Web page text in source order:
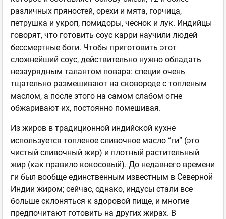
различных пряностей, орехи и мята, горчица,
петрушка и укроп, помидоры, чеснок и лук. Индийцы
говорят, что готовить соус карри научили людей
бессмертные боги. Чтобы приготовить этот
сложнейший соус, действительно нужно обладать
незаурядным талантом повара: специи очень
тщательно размешивают на сковороде с топленым
маслом, а после этого на самом слабом огне
обжаривают их, постоянно помешивая.
Из жиров в традиционной индийской кухне
используется топленое сливочное масло “ги” (это
чистый сливочный жир) и плотный растительный
жир (как правило кокосовый). До недавнего времени
ги был вообще единственным известным в Северной
Индии жиром; сейчас, однако, индусы стали все
больше склоняться к здоровой пище, и многие
предпочитают готовить на других жирах. В